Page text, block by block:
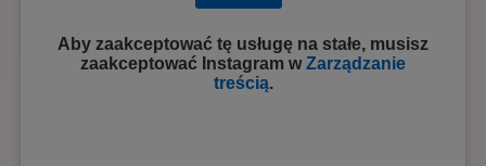
Aby zaakceptować tę usługę na stałe, musisz
zaakceptować Instagram wZarządzanie
treścią.